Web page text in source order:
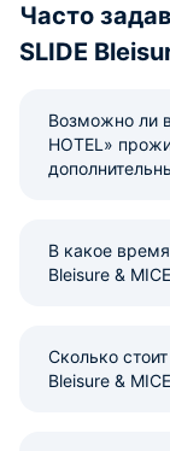
Часто
SLIDE
Возможно ли
HOTEL»
В какое
Bleisure &
Сколько
Bleisure &